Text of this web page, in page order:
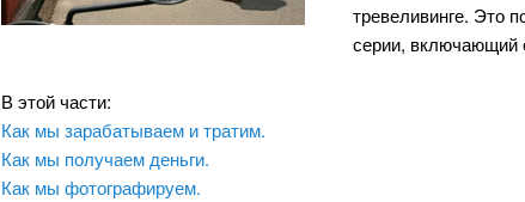
тревеливинге. Это
серии, включающий
В этой части:
Как мы зарабатываем и тратим.
Как мы получаем деньги.
Как мы фотографируем.